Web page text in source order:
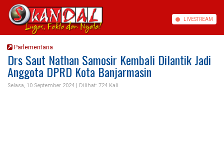
LIVESTREAM
Parlementaria
Drs Saut Nathan Samosir Kembali Dilantik Jadi
Anggota DPRD Kota Banjarmasin
Selasa, 10 September 2024 | Dilihat: 724 Kali